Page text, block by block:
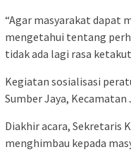
“Agar masyarakat dapat
mengetahui tentang
tidak ada lagi rasa
Kegiatan sosialisasi
Sumber Jaya,
Diakhir acara, Sekretaris
menghimbau kepada